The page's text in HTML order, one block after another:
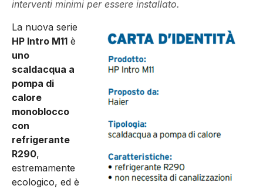
interventi minimi per essere installato.
La nuova serie
HP Intro M11 è
uno
scaldacqua a
pompa di
calore
monoblocco
con
refrigerante
R290,
estremamente
ecologico, ed è